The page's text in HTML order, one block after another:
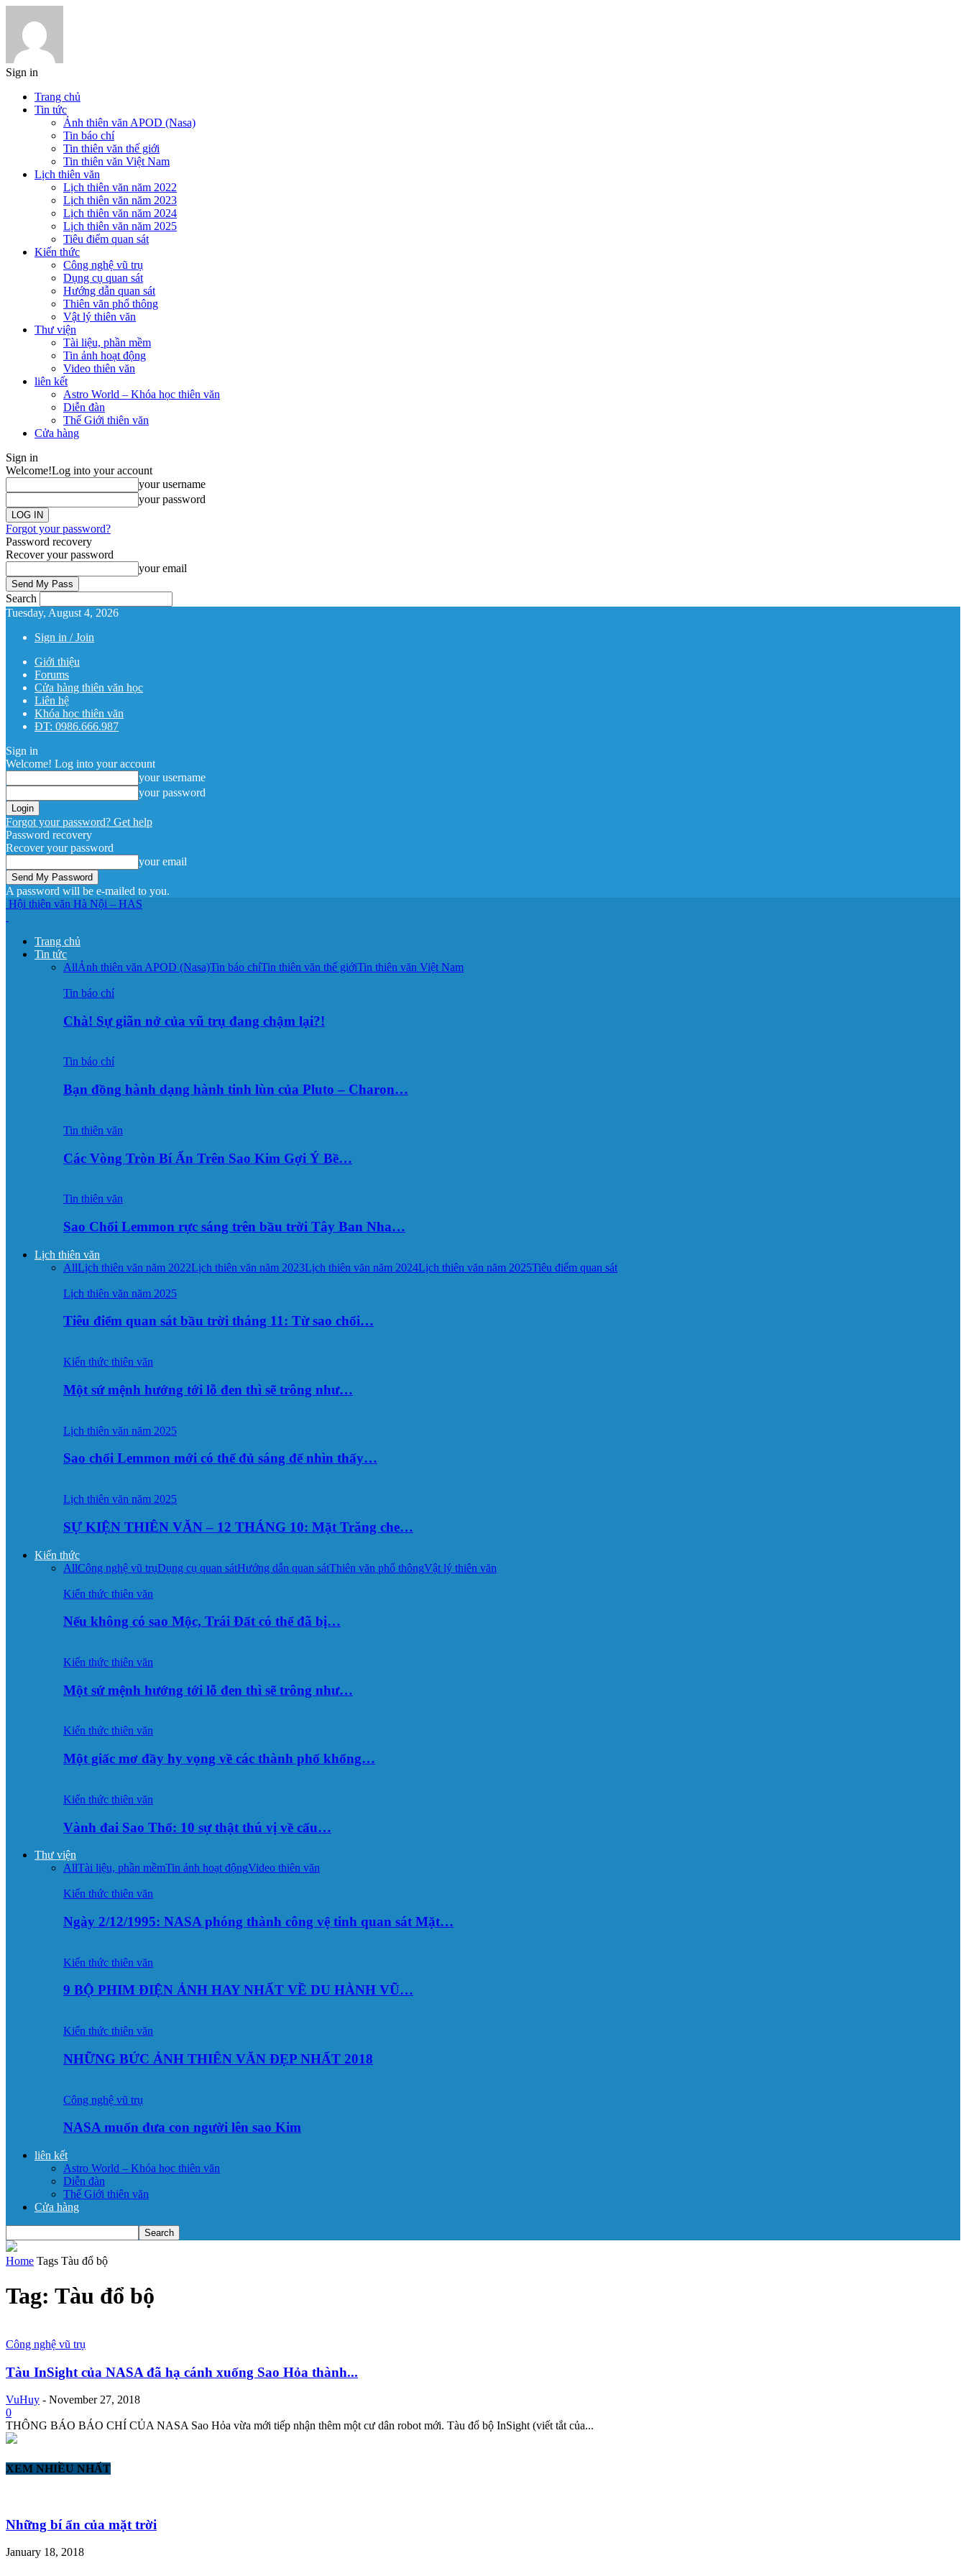
Sign in
Trang chủ
Tin tức
Ảnh thiên văn APOD (Nasa)
Tin báo chí
Tin thiên văn thế giới
Tin thiên văn Việt Nam
Lịch thiên văn
Lịch thiên văn năm 2022
Lịch thiên văn năm 2023
Lịch thiên văn năm 2024
Lịch thiên văn năm 2025
Tiêu điểm quan sát
Kiến thức
Công nghệ vũ trụ
Dụng cụ quan sát
Hướng dẫn quan sát
Thiên văn phổ thông
Vật lý thiên văn
Thư viện
Tài liệu, phần mềm
Tin ảnh hoạt động
Video thiên văn
liên kết
Astro World – Khóa học thiên văn
Diễn đàn
Thế Giới thiên văn
Cửa hàng
Sign in
Welcome!Log into your account
your username
your password
Forgot your password?
Password recovery
Recover your password
your email
Search
Tuesday, August 4, 2026
Sign in / Join
Giới thiệu
Forums
Cửa hàng thiên văn học
Liên hệ
Khóa học thiên văn
ĐT: 0986.666.987
Sign in
Welcome! Log into your account
your username
your password
Forgot your password? Get help
Password recovery
Recover your password
your email
A password will be e-mailed to you.
Hội thiên văn Hà Nội – HAS
Trang chủ
Tin tức
AllẢnh thiên văn APOD (Nasa)Tin báo chíTin thiên văn thế giớiTin thiên văn Việt Nam
Tin báo chí
Chà! Sự giãn nở của vũ trụ đang chậm lại?!
Tin báo chí
Bạn đồng hành dạng hành tinh lùn của Pluto – Charon…
Tin thiên văn
Các Vòng Tròn Bí Ẩn Trên Sao Kim Gợi Ý Bề…
Tin thiên văn
Sao Chổi Lemmon rực sáng trên bầu trời Tây Ban Nha…
Lịch thiên văn
AllLịch thiên văn năm 2022Lịch thiên văn năm 2023Lịch thiên văn năm 2024Lịch thiên văn năm 2025Tiêu điểm quan sát
Lịch thiên văn năm 2025
Tiêu điểm quan sát bầu trời tháng 11: Từ sao chổi…
Kiến thức thiên văn
Một sứ mệnh hướng tới lỗ đen thì sẽ trông như…
Lịch thiên văn năm 2025
Sao chổi Lemmon mới có thể đủ sáng để nhìn thấy…
Lịch thiên văn năm 2025
SỰ KIỆN THIÊN VĂN – 12 THÁNG 10: Mặt Trăng che…
Kiến thức
AllCông nghệ vũ trụDụng cụ quan sátHướng dẫn quan sátThiên văn phổ thôngVật lý thiên văn
Kiến thức thiên văn
Nếu không có sao Mộc, Trái Đất có thể đã bị…
Kiến thức thiên văn
Một sứ mệnh hướng tới lỗ đen thì sẽ trông như…
Kiến thức thiên văn
Một giấc mơ đầy hy vọng về các thành phố khổng…
Kiến thức thiên văn
Vành đai Sao Thổ: 10 sự thật thú vị về cấu…
Thư viện
AllTài liệu, phần mềmTin ảnh hoạt độngVideo thiên văn
Kiến thức thiên văn
Ngày 2/12/1995: NASA phóng thành công vệ tinh quan sát Mặt…
Kiến thức thiên văn
9 BỘ PHIM ĐIỆN ẢNH HAY NHẤT VỀ DU HÀNH VŨ…
Kiến thức thiên văn
NHỮNG BỨC ẢNH THIÊN VĂN ĐẸP NHẤT 2018
Công nghệ vũ trụ
NASA muốn đưa con người lên sao Kim
liên kết
Astro World – Khóa học thiên văn
Diễn đàn
Thế Giới thiên văn
Cửa hàng
Home Tags Tàu đổ bộ
Tag: Tàu đổ bộ
Công nghệ vũ trụ
Tàu InSight của NASA đã hạ cánh xuống Sao Hỏa thành...
VuHuy - November 27, 2018
0
THÔNG BÁO BÁO CHÍ CỦA NASA Sao Hỏa vừa mới tiếp nhận thêm một cư dân robot mới. Tàu đổ bộ InSight (viết tắt của...
XEM NHIỀU NHẤT
Những bí ẩn của mặt trời
January 18, 2018